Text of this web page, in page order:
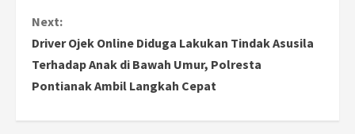
n
t
i
n
Next:
Driver Ojek Online Diduga Lakukan Tindak Asusila
Terhadap Anak di Bawah Umur, Polresta
Pontianak Ambil Langkah Cepat